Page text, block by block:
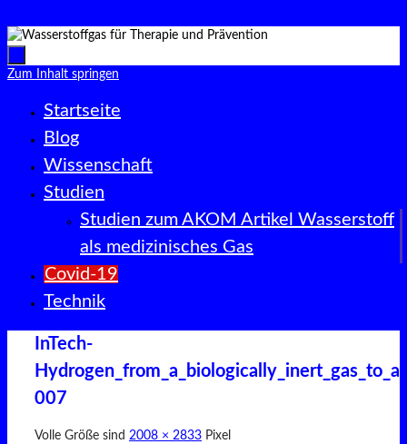
Zum Inhalt springen
Startseite
Blog
Wissenschaft
Studien
Studien zum AKOM Artikel Wasserstoff
als medizinisches Gas
Covid-19
Technik
InTech-
007
Volle Größe sind 2008 × 2833 Pixel